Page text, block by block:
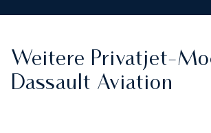
Weitere Privatjet-
Dassault Aviation